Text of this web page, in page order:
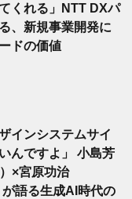
くれる」NTT DXパ
、新規事業開発に
ドの価値
インシステムサイ
んですよ」 小島芳
×宮原功治
が語る生成AI時代の